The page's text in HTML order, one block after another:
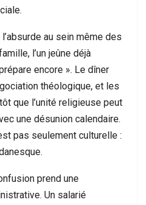
au sein même des
l’un jeûne déjà
encore ». Le dîner
théologique, et les
que l’unité religieuse peut
une désunion calendaire.
pas seulement culturelle :
prend une
Un salarié